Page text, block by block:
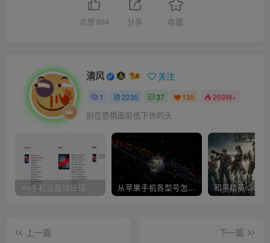
点赞 634 分享 收藏
清风 关注
1 2235 37 135 269W+
别在恐惧面前低下你的头
ios手机设备详细插件平刷教程 从苹果手机各型号怎么越狱到怎么开科技完整教程
上一篇
下一篇